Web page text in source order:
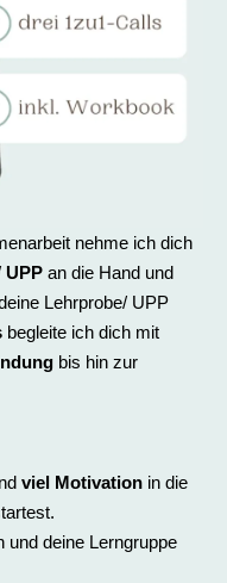
nehme ich dich
UPP an die Hand und
Lehrprobe/ UPP
begleite ich dich mit
bis hin zur
viel Motivation in die
und deine Lerngruppe